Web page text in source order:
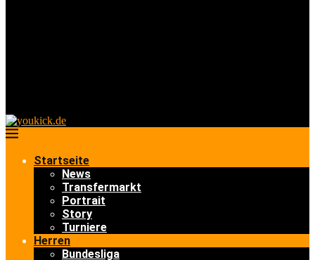
Startseite
News
Transfermarkt
Portrait
Story
Turniere
Herren
Bundesliga